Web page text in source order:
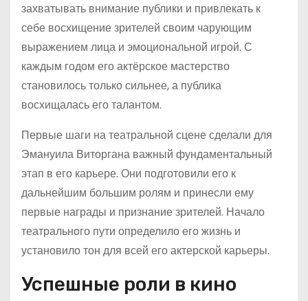
захватывать внимание публики и привлекать к
себе восхищение зрителей своим чарующим
выражением лица и эмоциональной игрой. С
каждым годом его актёрское мастерство
становилось только сильнее, а публика
восхищалась его талантом.
Первые шаги на театральной сцене сделали для
Эмануила Виторгана важный фундаментальный
этап в его карьере. Они подготовили его к
дальнейшим большим ролям и принесли ему
первые награды и признание зрителей. Начало
театрального пути определило его жизнь и
установило тон для всей его актерской карьеры.
Успешные роли в кино